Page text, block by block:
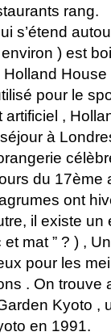
rang.
s’étend
) est
pour le
artificiel ,
à
du 17ème
ont
il existe un
mat ” ? ) ,
pour les
. On trouve
Kyoto ,
en 1991.